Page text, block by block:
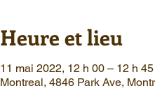
Heure et lieu
11 mai 2022, 12 h 00 – 12 h
Montreal, 4846 Park Ave,